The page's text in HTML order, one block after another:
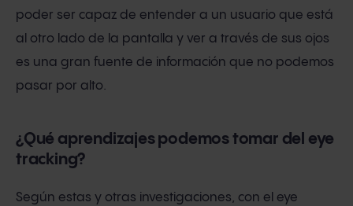
poder ser capaz de entender a un usuario que está
al otro lado de la pantalla y ver a través de sus ojos
es una gran fuente de información que no podemos
pasar por alto.
¿Qué aprendizajes podemos tomar del eye
tracking?
Según estas y otras investigaciones, con el eye